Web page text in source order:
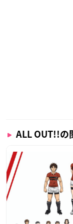
ALL OUT!!の